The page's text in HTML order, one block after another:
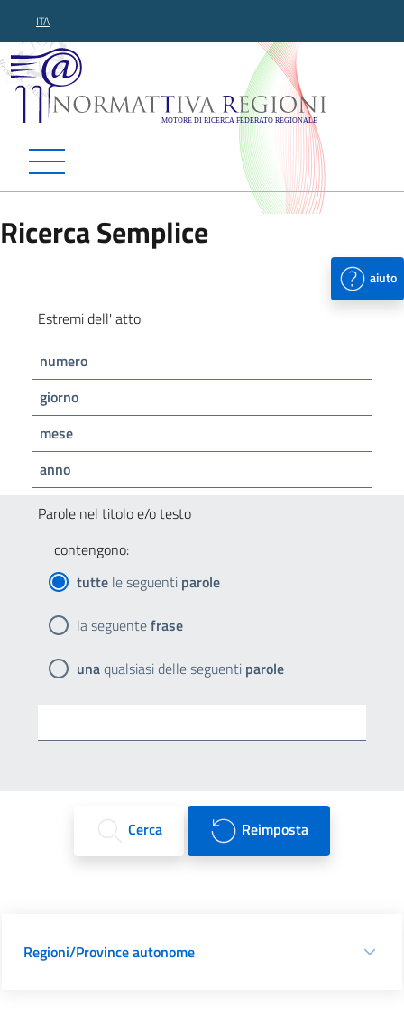
ITA
Normattiva Regioni -
Ricerca Semplice
aiuto
Estremi dell' atto
numero
giorno
mese
anno
Parole nel titolo e/o testo
contengono:
tutte le seguenti parole
la seguentefrase
unaqualsiasi delle seguenti parole
Cerca Reimposta
Regioni/Province autonome